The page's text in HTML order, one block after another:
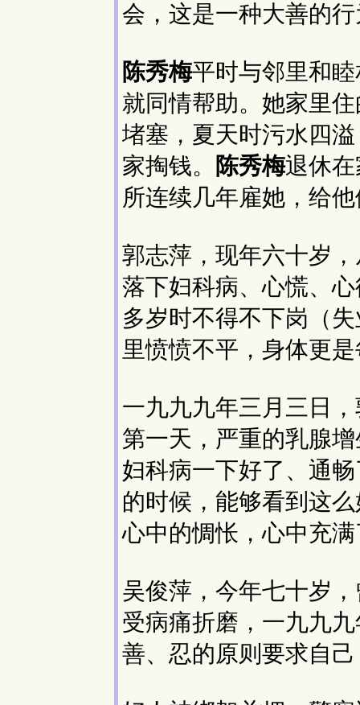
会，这是一种大善的
陈秀梅平时与邻里和
就同情帮助。她家里
堵塞，夏天时污水四
家掏钱。
陈秀梅退休
所连续几年雇她，给
郭志萍，现年六十岁
落下妇科病、心慌、
多岁时不得不下岗（
里愤愤不平，身体更
一九九九年三月三日
第一天，严重的乳腺
妇科病一下好了、通
的时候，能够看到这
心中的惆怅，心中充
吴俊萍，今年七十岁
受病痛折磨，一九九
善、忍的原则要求自